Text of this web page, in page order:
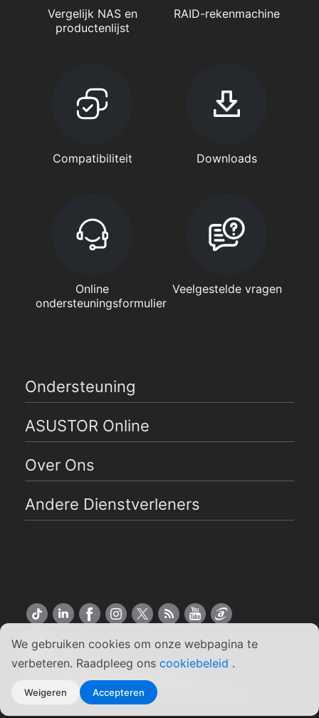
We gebruiken cookies om onze webpagina te
verbeteren. Raadpleeg ons cookiebeleid .
Weigeren Accepteren
Vergelijk NAS en
productenlijst
RAID-rekenmachine
Compatibiliteit Downloads
Online
ondersteuningsformulier
Veelgestelde vragen
Ondersteuning
ASUSTOR Online
Over Ons
Andere Dienstverleners
Nederlands
Copyright ©2026 ASUSTOR Inc.
Algemene Voorwaarden